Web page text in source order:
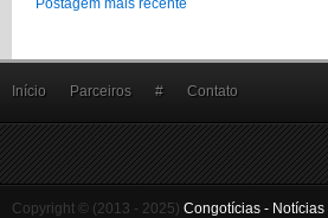
Postagem mais recente
Início Parceiros # Contato
Copyright © (2013 - 2025) Congotícias -